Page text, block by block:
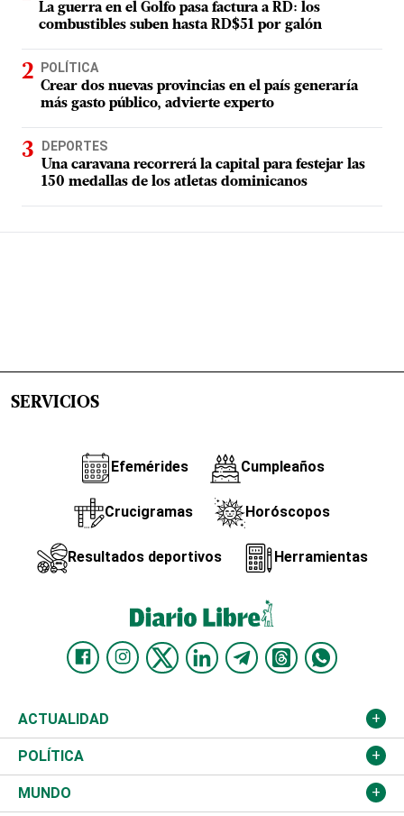
La guerra en el Golfo pasa factura a RD: los
combustibles suben hasta RD$51 por galón
POLÍTICA
Crear dos nuevas provincias en el país generaría
más gasto público, advierte experto
DEPORTES
Una caravana recorrerá la capital para festejar las
150 medallas de los atletas dominicanos
SERVICIOS
Efemérides Cumpleaños
Crucigramas Horóscopos
Resultados deportivos Herramientas
ACTUALIDAD
Nacional
Ciudad
POLÍTICA
Partidos
MUNDO